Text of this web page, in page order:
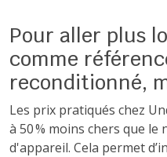
Pour aller plus
comme
reconditionné,
Les prix pratiqués chez
à 50 % moins chers que
d'appareil. Cela permet